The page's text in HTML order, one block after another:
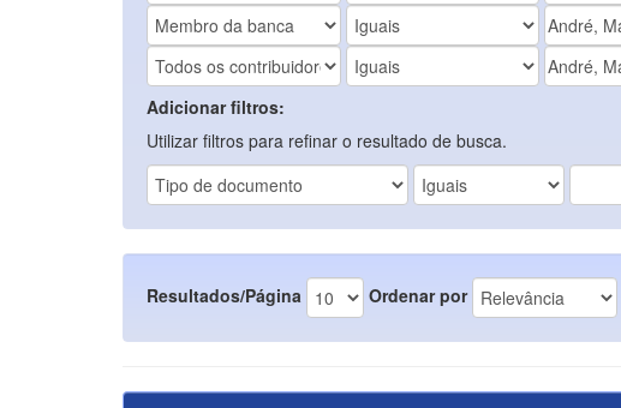
Adicionar filtros:
Utilizar filtros para refinar o resultado de busca.
Resultados/Página Ordenar por